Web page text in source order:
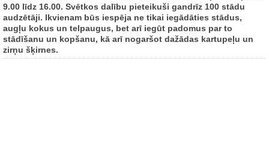
9.00 līdz 16.00. Svētkos dalību pieteikuši gandrīz 100 stādu
audzētāji. Ikvienam būs iespēja ne tikai iegādāties stādus,
augļu kokus un telpaugus, bet arī iegūt padomus par to
stādīšanu un kopšanu, kā arī nogaršot dažādas kartupeļu un
zirņu šķirnes.